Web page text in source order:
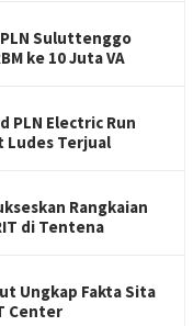
Suluttenggo
ke 10 Juta VA
PLN Electric Run
Ludes Terjual
Rangkaian
di Tentena
Ungkap Fakta Sita
Center